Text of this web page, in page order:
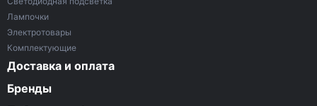
Лампочки
Электротовары
Комплектующие
Доставка и оплата
Бренды